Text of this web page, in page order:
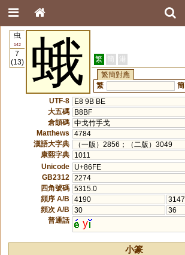
虫
142
7
(13)
蛾 繁 簡 港
繁簡對應
繁
簡
UTF-8
E8 9B BE
大五碼
B8BF
倉頡碼 中戈竹手戈
Matthews
4784
漢語大字典
（一版）2856；（二版）3049
康熙字典
1011
Unicode
U+86FE
GB2312
2274
四角號碼 5315.0
頻序 A/B
4190
3147
頻次 A/B
30
36
普通話
y
小篆